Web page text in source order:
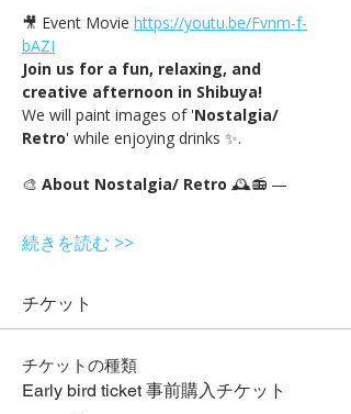
🎥 Event Movie https://youtu.be/Fvnm-f-
bAZI
Join us for a fun, relaxing, and
creative afternoon in Shibuya!
We will paint images of 'Nostalgia/
Retro' while enjoying drinks ✨.
🎨 About Nostalgia/ Retro 🕰️📻 —
続きを読む >>
チケット
チケットの種類
Early bird ticket 事前購入チケット